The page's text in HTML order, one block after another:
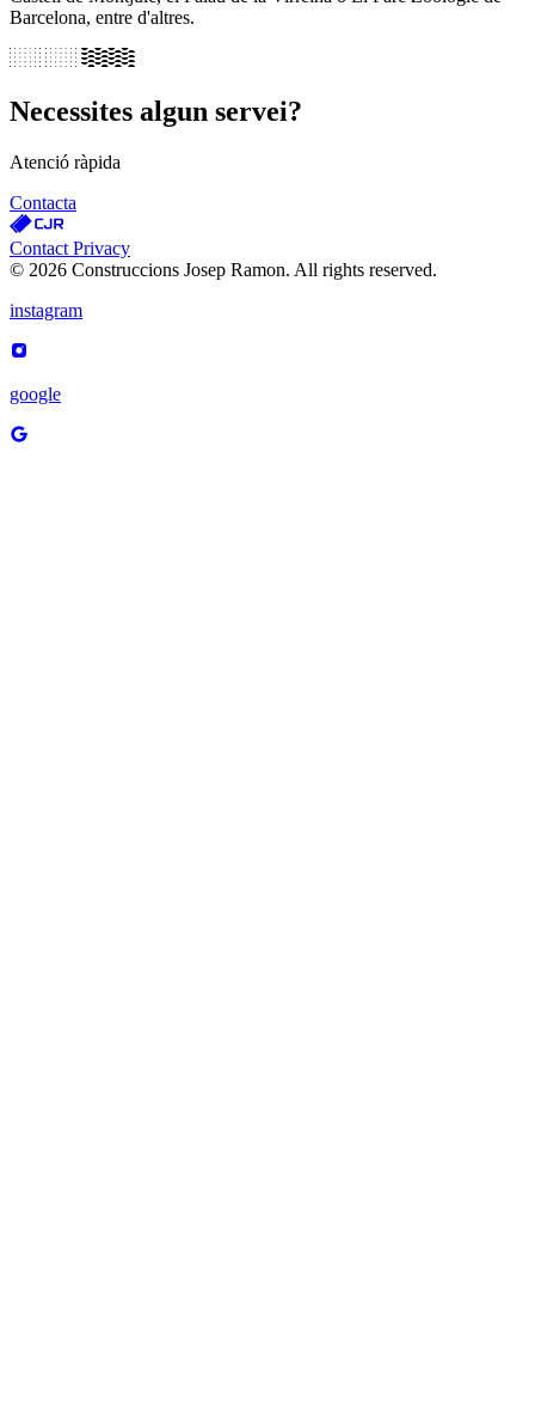
Barcelona, entre d'altres.
Necessites algun servei?
Atenció ràpida
Contacta
Contact Privacy
© 2026 Construccions Josep Ramon. All rights reserved.
instagram
google